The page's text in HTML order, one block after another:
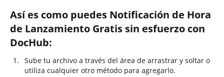
Así es como puedes Notificación de Hora
de Lanzamiento Gratis sin esfuerzo con
DocHub:
Sube tu archivo a través del área de arrastrar y soltar o
utiliza cualquier otro método para agregarlo.